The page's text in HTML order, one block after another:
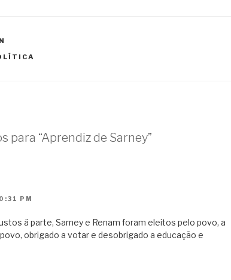
para “Aprendiz de Sarney”
PM
ä parte, Sarney e Renam foram eleitos pelo povo, a
obrigado a votar e desobrigado a educação e